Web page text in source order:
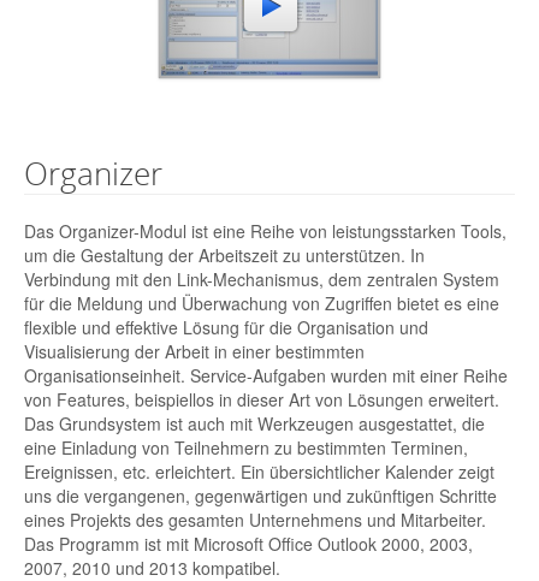
Organizer
Das Organizer-Modul ist eine Reihe von leistungsstarken Tools,
um die Gestaltung der Arbeitszeit zu unterstützen. In
Verbindung mit den Link-Mechanismus, dem zentralen System
für die Meldung und Überwachung von Zugriffen bietet es eine
flexible und effektive Lösung für die Organisation und
Visualisierung der Arbeit in einer bestimmten
Organisationseinheit. Service-Aufgaben wurden mit einer Reihe
von Features, beispiellos in dieser Art von Lösungen erweitert.
Das Grundsystem ist auch mit Werkzeugen ausgestattet, die
eine Einladung von Teilnehmern zu bestimmten Terminen,
Ereignissen, etc. erleichtert. Ein übersichtlicher Kalender zeigt
uns die vergangenen, gegenwärtigen und zukünftigen Schritte
eines Projekts des gesamten Unternehmens und Mitarbeiter.
Das Programm ist mit Microsoft Office Outlook 2000, 2003,
2007, 2010 und 2013 kompatibel.